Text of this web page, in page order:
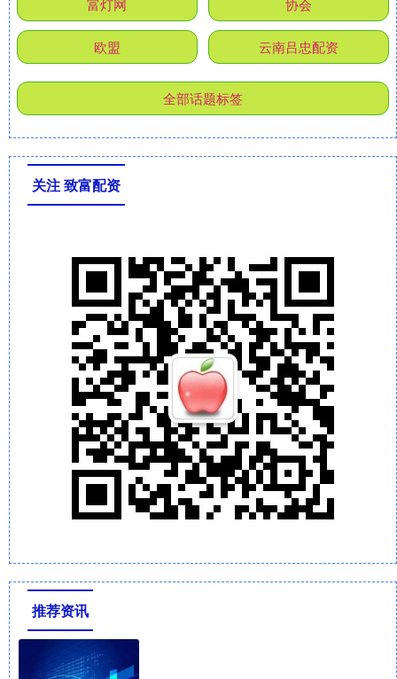
富灯网 协会
欧盟 云南吕忠配资
全部话题标签
关注 致富配资
推荐资讯